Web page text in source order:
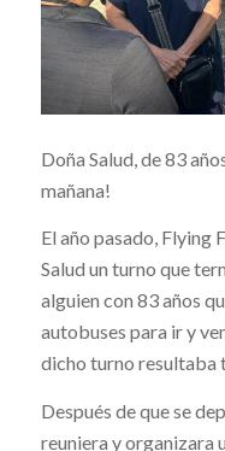
Doña Salud, de 83
mañana!
El año pasado, Flying
Salud un turno que
alguien con 83 años
autobuses para ir y
dicho turno resultaba
Después de que se
reuniera y organizara